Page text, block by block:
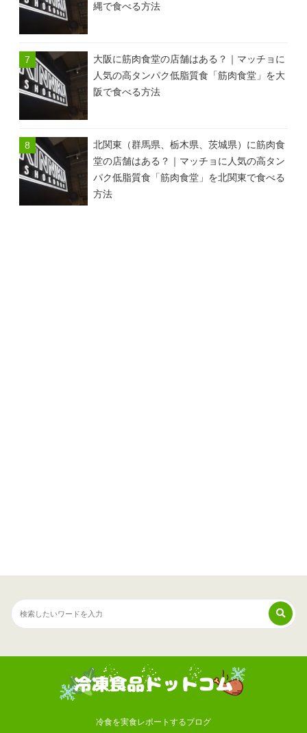
縄で食べる方法
大阪に筋肉食堂の店舗はある？｜マッチョに
人気の高タンパク低脂質食「筋肉食堂」を大
阪で食べる方法
北関東（群馬県、栃木県、茨城県）に筋肉食
堂の店舗はある？｜マッチョに人気の高タン
パク低脂質食「筋肉食堂」を北関東で食べる
方法
冷食を実食レポートするブログ